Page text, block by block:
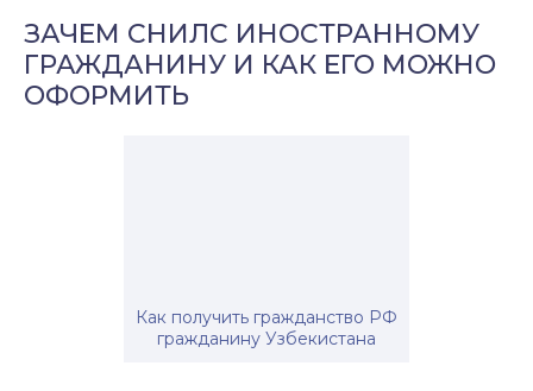
ЗАЧЕМ СНИЛС ИНОСТРАННОМУ
ГРАЖДАНИНУ И КАК ЕГО МОЖНО
ОФОРМИТЬ
Как получить гражданство РФ
гражданину Узбекистана